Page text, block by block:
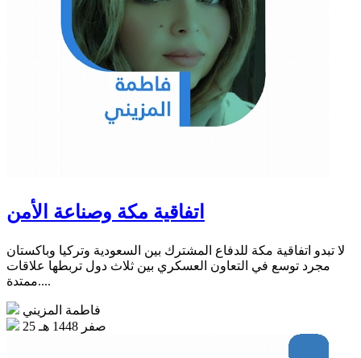
اتفاقية مكة وصناعة الأمن
لا تبدو اتفاقية مكة للدفاع المشترك بين السعودية وتركيا وباكستان
مجرد توسع في التعاون العسكري بين ثلاث دول تربطها علاقات
ممتدة....
فاطمة المزيني
25 صفر 1448 هـ